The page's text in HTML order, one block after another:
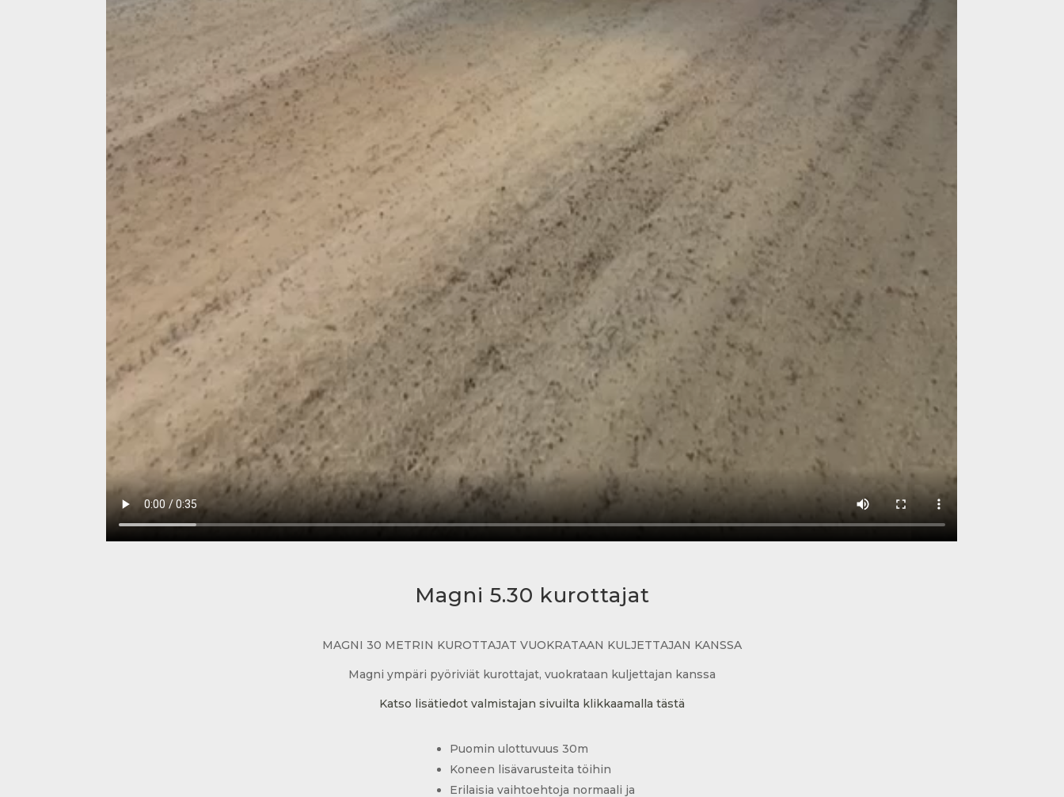
Magni 5.30 kurottajat
MAGNI 30 METRIN KUROTTAJAT VUOKRATAAN KULJETTAJAN KANSSA
Magni ympäri pyöriviät kurottajat, vuokrataan kuljettajan kanssa
Katso lisätiedot valmistajan sivuilta klikkaamalla tästä
Puomin ulottuvuus 30m
Koneen lisävarusteita töihin
Erilaisia vaihtoehtoja normaali ja